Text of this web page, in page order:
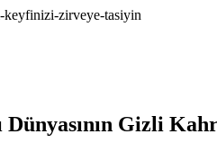
keyfinizi-zirveye-tasiyin
Gizli